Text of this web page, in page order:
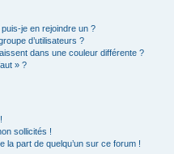
je en rejoindre un ?
d’utilisateurs ?
dans une couleur différente ?
» ?
sollicités !
la part de quelqu’un sur ce forum !